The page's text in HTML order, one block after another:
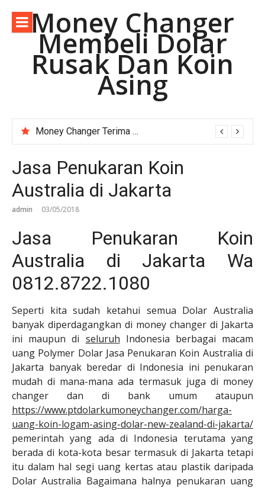
konten Money Changer
Membeli Dolar
Rusak Dan Koin
Asing
Money Changer Terima Dolar Australia Lama.
Jasa Penukaran Koin
Australia di Jakarta
admin 03/05/2018
Jasa Penukaran Koin
Australia di Jakarta Wa
0812.8722.1080
Seperti kita sudah ketahui semua Dolar Australia
banyak diperdagangkan di money changer di Jakarta
ini maupun di seluruh Indonesia berbagai macam
uang Polymer Dolar Jasa Penukaran Koin Australia di
Jakarta banyak beredar di Indonesia ini penukaran
mudah di mana-mana ada termasuk juga di money
changer dan di bank umum ataupun
https://www.ptdolarkumoneychanger.com/harga-
uang-koin-logam-asing-dolar-new-zealand-di-jakarta/
pemerintah yang ada di Indonesia terutama yang
berada di kota-kota besar termasuk di Jakarta tetapi
itu dalam hal segi uang kertas atau plastik daripada
Dolar Australia Bagaimana halnya penukaran uang